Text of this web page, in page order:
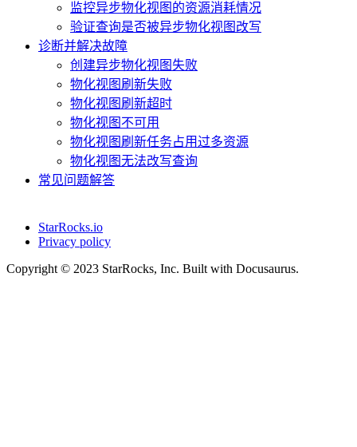
监控异步物化视图的资源消耗情况
验证查询是否被异步物化视图改写
诊断并解决故障
创建异步物化视图失败
物化视图刷新失败
物化视图刷新超时
物化视图不可用
物化视图刷新任务占用过多资源
物化视图无法改写查询
常见问题解答
StarRocks.io
Privacy policy
Copyright © 2023 StarRocks, Inc. Built with Docusaurus.